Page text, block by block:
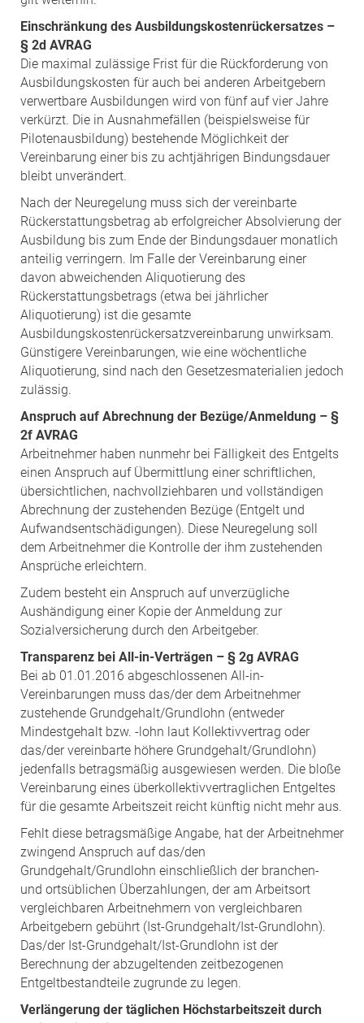
Einschränkung des Ausbildungskostenrückersatzes –
§ 2d AVRAG
Die maximal zulässige Frist für die Rückforderung von
Ausbildungskosten für auch bei anderen Arbeitgebern
verwertbare Ausbildungen wird von fünf auf vier Jahre
verkürzt. Die in Ausnahmefällen (beispielsweise für
Pilotenausbildung) bestehende Möglichkeit der
Vereinbarung einer bis zu achtjährigen Bindungsdauer
bleibt unverändert.
Nach der Neuregelung muss sich der vereinbarte
Rückerstattungsbetrag ab erfolgreicher Absolvierung der
Ausbildung bis zum Ende der Bindungsdauer monatlich
anteilig verringern. Im Falle der Vereinbarung einer
davon abweichenden Aliquotierung des
Rückerstattungsbetrags (etwa bei jährlicher
Aliquotierung) ist die gesamte
Ausbildungskostenrückersatzvereinbarung unwirksam.
Günstigere Vereinbarungen, wie eine wöchentliche
Aliquotierung, sind nach den Gesetzesmaterialien jedoch
zulässig.
Anspruch auf Abrechnung der Bezüge/Anmeldung – §
2f AVRAG
Arbeitnehmer haben nunmehr bei Fälligkeit des Entgelts
einen Anspruch auf Übermittlung einer schriftlichen,
übersichtlichen, nachvollziehbaren und vollständigen
Abrechnung der zustehenden Bezüge (Entgelt und
Aufwandsentschädigungen). Diese Neuregelung soll
dem Arbeitnehmer die Kontrolle der ihm zustehenden
Ansprüche erleichtern.
Zudem besteht ein Anspruch auf unverzügliche
Aushändigung einer Kopie der Anmeldung zur
Sozialversicherung durch den Arbeitgeber.
Transparenz bei All-in-Verträgen – § 2g AVRAG
Bei ab 01.01.2016 abgeschlossenen All-in-
Vereinbarungen muss das/der dem Arbeitnehmer
zustehende Grundgehalt/Grundlohn (entweder
Mindestgehalt bzw. -lohn laut Kollektivvertrag oder
das/der vereinbarte höhere Grundgehalt/Grundlohn)
jedenfalls betragsmäßig ausgewiesen werden. Die bloße
Vereinbarung eines überkollektivvertraglichen Entgeltes
für die gesamte Arbeitszeit reicht künftig nicht mehr aus.
Fehlt diese betragsmäßige Angabe, hat der Arbeitnehmer
zwingend Anspruch auf das/den
Grundgehalt/Grundlohn einschließlich der branchen-
und ortsüblichen Überzahlungen, der am Arbeitsort
vergleichbaren Arbeitnehmern von vergleichbaren
Arbeitgebern gebührt (Ist-Grundgehalt/Ist-Grundlohn).
Das/der Ist-Grundgehalt/Ist-Grundlohn ist der
Berechnung der abzugeltenden zeitbezogenen
Entgeltbestandteile zugrunde zu legen.
Verlängerung der täglichen Höchstarbeitszeit durch